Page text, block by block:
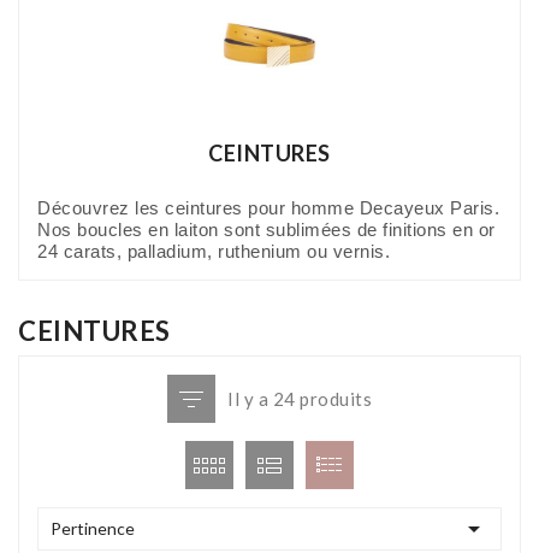
CEINTURES
Découvrez les ceintures pour homme Decayeux Paris.
Nos boucles en laiton sont sublimées de finitions en or
24 carats, palladium, ruthenium ou vernis.
CEINTURES
Il y a 24 produits
Pertinence 